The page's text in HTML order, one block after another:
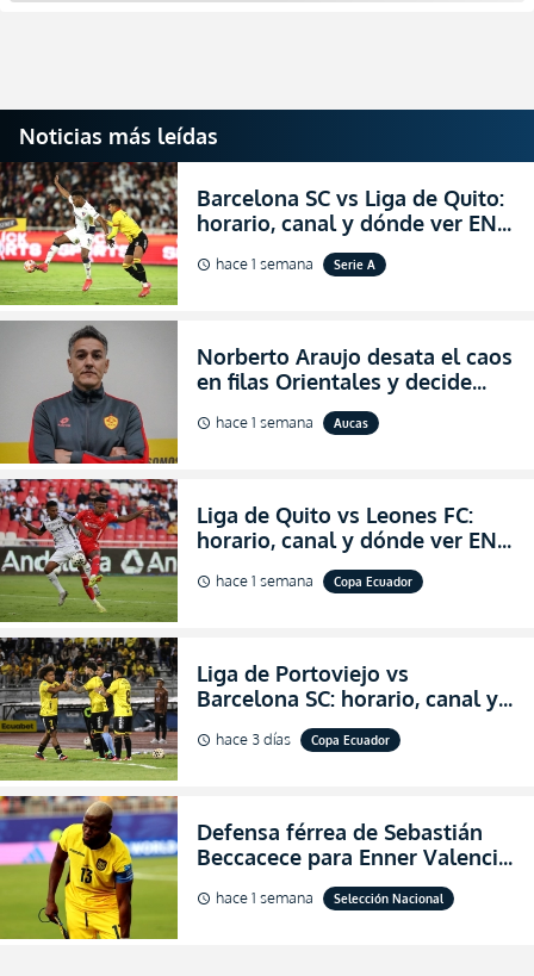
Noticias más leídas
Barcelona SC vs Liga de Quito:
horario, canal y dónde ver EN
VIVO la Fecha 22 de la LigaPro
2026
schedule hace 1 semana Serie A
Norberto Araujo desata el caos
en filas Orientales y decide
abandonar la dirección técnica
de Aucas
schedule hace 1 semana Aucas
Liga de Quito vs Leones FC:
horario, canal y dónde ver EN
VIVO los octavos de final de la
Copa Ecuador 2026
schedule hace 1 semana Copa Ecuador
Liga de Portoviejo vs
Barcelona SC: horario, canal y
dónde ver EN VIVO los octavos
de final de la Copa Ecuador
schedule hace 3 días Copa Ecuador
Defensa férrea de Sebastián
Beccacece para Enner Valencia
al indicar que era el hombre
indicado para Ecuador
schedule hace 1 semana Selección Nacional